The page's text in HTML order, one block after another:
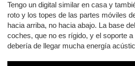
Tengo un digital similar en casa y
roto y los topes de las partes móviles
hacia arriba, no hacia abajo. La base
coches, que no es rígido, y el soporte
debería de llegar mucha energía